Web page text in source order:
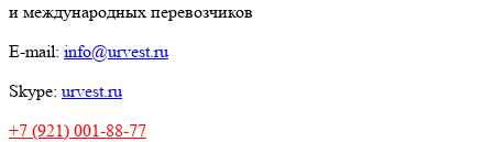
и международных перевозчиков
E-mail: info@urvest.ru
Skype: urvest.ru
+7 (921) 001-88-77